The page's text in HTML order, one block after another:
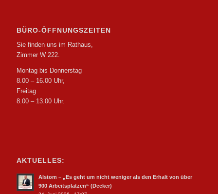
BÜRO-ÖFFNUNGSZEITEN
Sie finden uns im Rathaus,
Zimmer W 222.
Montag bis Donnerstag
8.00 – 16.00 Uhr,
Freitag
8.00 – 13.00 Uhr.
AKTUELLES:
Alstom – „Es geht um nicht weniger als den Erhalt von über
900 Arbeitsplätzen“ (Decker)